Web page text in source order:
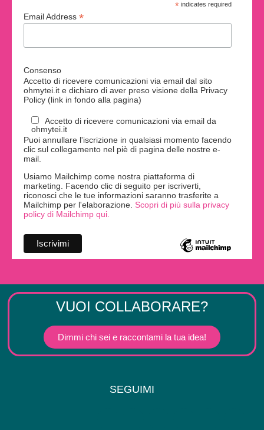
* indicates required
Email Address *
Consenso
Accetto di ricevere comunicazioni via email dal sito
ohmytei.it e dichiaro di aver preso visione della Privacy
Policy (link in fondo alla pagina)
Accetto di ricevere comunicazioni via email da
ohmytei.it
Puoi annullare l'iscrizione in qualsiasi momento facendo
clic sul collegamento nel piè di pagina delle nostre e-
mail.
Usiamo Mailchimp come nostra piattaforma di
marketing. Facendo clic di seguito per iscriverti,
riconosci che le tue informazioni saranno trasferite a
Mailchimp per l'elaborazione. Scopri di più sulla privacy
policy di Mailchimp qui.
VUOI COLLABORARE?
Dimmi chi sei e raccontami la tua idea!
SEGUIMI